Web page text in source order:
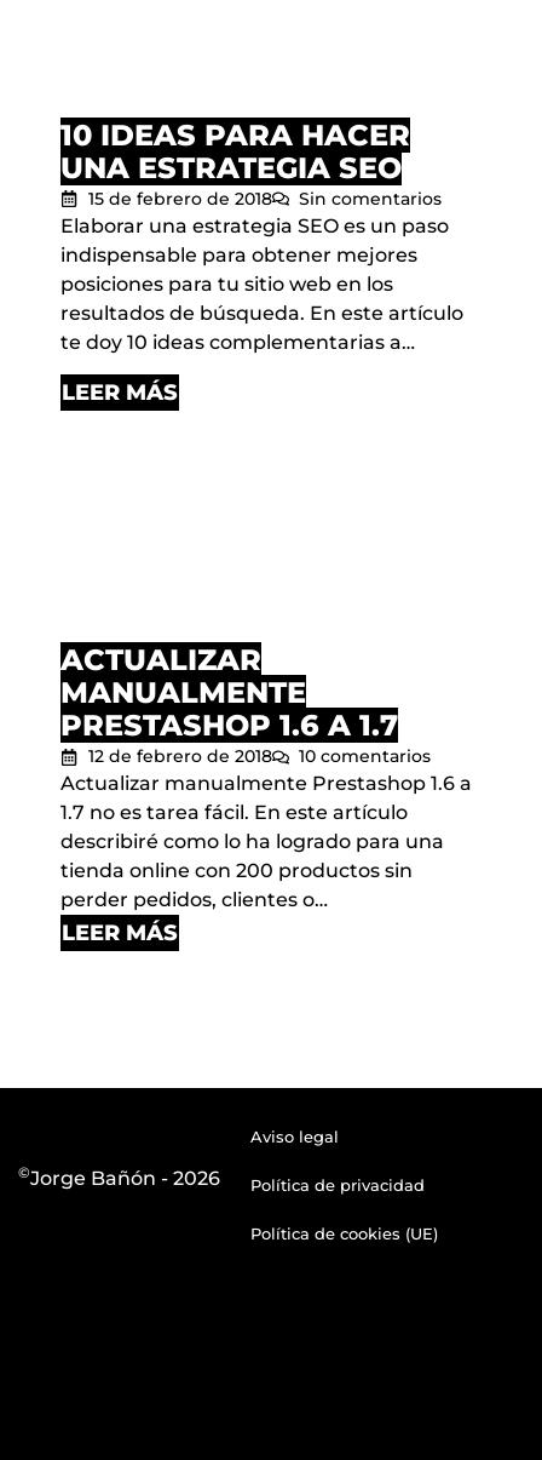
10 IDEAS PARA HACER
UNA ESTRATEGIA SEO
15 de febrero de 2018 Sin comentarios
Elaborar una estrategia SEO es un paso
indispensable para obtener mejores
posiciones para tu sitio web en los
resultados de búsqueda. En este artículo
te doy 10 ideas complementarias a…
LEER MÁS
ACTUALIZAR
MANUALMENTE
PRESTASHOP 1.6 A 1.7
12 de febrero de 2018 10 comentarios
Actualizar manualmente Prestashop 1.6 a
1.7 no es tarea fácil. En este artículo
describiré como lo ha logrado para una
tienda online con 200 productos sin
perder pedidos, clientes o…
LEER MÁS
EN EL COMERCIO
©Jorge Bañón - 2026
Aviso legal
Política de privacidad
Política de cookies (UE)